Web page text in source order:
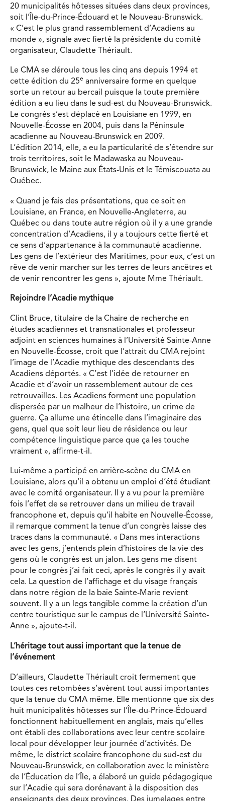
20 municipalités hôtesses situées dans deux provinces,
soit l’Île-du-Prince-Édouard et le Nouveau-Brunswick.
« C’est le plus grand rassemblement d’Acadiens au
monde », signale avec fierté la présidente du comité
organisateur, Claudette Thériault.
Le CMA se déroule tous les cinq ans depuis 1994 et
cette édition du 25e anniversaire forme en quelque
sorte un retour au bercail puisque la toute première
édition a eu lieu dans le sud-est du Nouveau-Brunswick.
Le congrès s’est déplacé en Louisiane en 1999, en
Nouvelle-Écosse en 2004, puis dans la Péninsule
acadienne au Nouveau-Brunswick en 2009.
L’édition 2014, elle, a eu la particularité de s’étendre sur
trois territoires, soit le Madawaska au Nouveau-
Brunswick, le Maine aux États-Unis et le Témiscouata au
Québec.
« Quand je fais des présentations, que ce soit en
Louisiane, en France, en Nouvelle-Angleterre, au
Québec ou dans toute autre région où il y a une grande
concentration d’Acadiens, il y a toujours cette fierté et
ce sens d’appartenance à la communauté acadienne.
Les gens de l’extérieur des Maritimes, pour eux, c’est un
rêve de venir marcher sur les terres de leurs ancêtres et
de venir rencontrer les gens », ajoute Mme Thériault.
Rejoindre l’Acadie mythique
Clint Bruce, titulaire de la Chaire de recherche en
études acadiennes et transnationales et professeur
adjoint en sciences humaines à l’Université Sainte-Anne
en Nouvelle-Écosse, croit que l’attrait du CMA rejoint
l’image de l’Acadie mythique des descendants des
Acadiens déportés. « C’est l’idée de retourner en
Acadie et d’avoir un rassemblement autour de ces
retrouvailles. Les Acadiens forment une population
dispersée par un malheur de l’histoire, un crime de
guerre. Ça allume une étincelle dans l’imaginaire des
gens, quel que soit leur lieu de résidence ou leur
compétence linguistique parce que ça les touche
vraiment », affirme-t-il.
Lui-même a participé en arrière-scène du CMA en
Louisiane, alors qu’il a obtenu un emploi d’été étudiant
avec le comité organisateur. Il y a vu pour la première
fois l’effet de se retrouver dans un milieu de travail
francophone et, depuis qu’il habite en Nouvelle-Écosse,
il remarque comment la tenue d’un congrès laisse des
traces dans la communauté. « Dans mes interactions
avec les gens, j’entends plein d’histoires de la vie des
gens où le congrès est un jalon. Les gens me disent
pour le congrès j’ai fait ceci, après le congrès il y avait
cela. La question de l’affichage et du visage français
dans notre région de la baie Sainte-Marie revient
souvent. Il y a un legs tangible comme la création d’un
centre touristique sur le campus de l’Université Sainte-
Anne », ajoute-t-il.
L’héritage tout aussi important que la tenue de
l’événement
D’ailleurs, Claudette Thériault croit fermement que
toutes ces retombées s’avèrent tout aussi importantes
que la tenue du CMA même. Elle mentionne que six des
huit municipalités hôtesses sur l’Île-du-Prince-Édouard
fonctionnent habituellement en anglais, mais qu’elles
ont établi des collaborations avec leur centre scolaire
local pour développer leur journée d’activités. De
même, le district scolaire francophone du sud-est du
Nouveau-Brunswick, en collaboration avec le ministère
de l’Éducation de l’Île, a élaboré un guide pédagogique
sur l’Acadie qui sera dorénavant à la disposition des
enseignants des deux provinces. Des jumelages entre